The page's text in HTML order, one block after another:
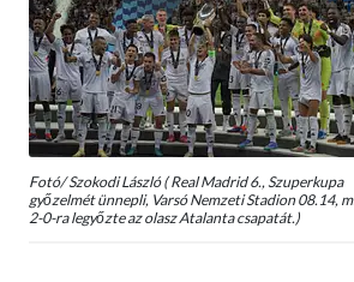
Fotó/ Szokodi László ( Real Madrid 6., Szuperkupa
győzelmét ünnepli, Varsó Nemzeti Stadion 08.14,
2-0-ra legyőzte az olasz Atalanta csapatát.)